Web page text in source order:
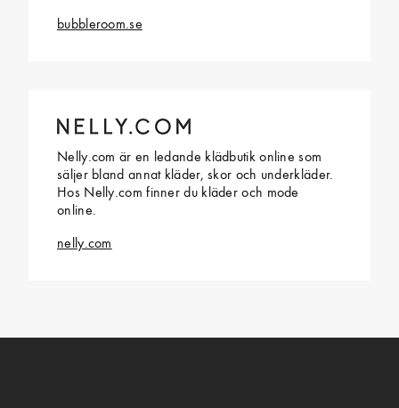
bubbleroom.se
Nelly.com är en ledande klädbutik online som
säljer bland annat kläder, skor och underkläder.
Hos Nelly.com finner du kläder och mode
online.
nelly.com